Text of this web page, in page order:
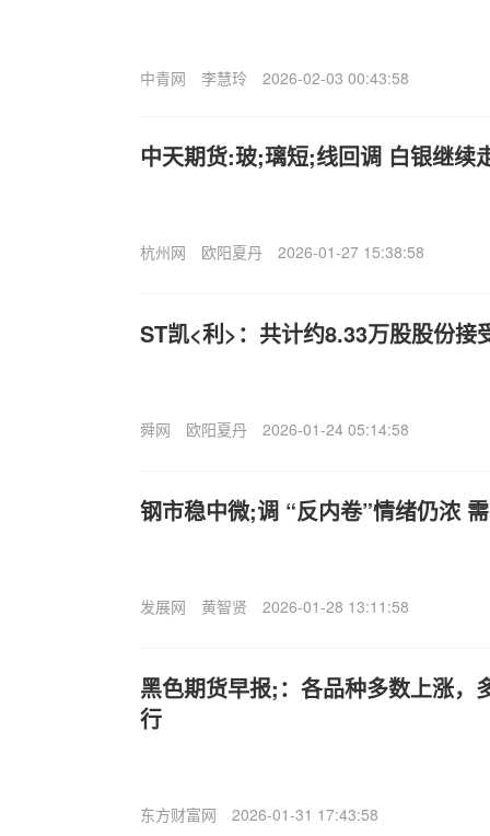
中青网 李慧玲 2026-02-03 00:43:58
中天期货:玻;璃短;线回调 白银继续
杭州网 欧阳夏丹 2026-01-27 15:38:58
ST凯<利>：共计约8.33万股股份接
舜网 欧阳夏丹 2026-01-24 05:14:58
钢市稳中微;调 “反内卷”情绪仍浓
发展网 黄智贤 2026-01-28 13:11:58
黑色期货早报;：各品种多数上涨，
行
东方财富网 2026-01-31 17:43:58